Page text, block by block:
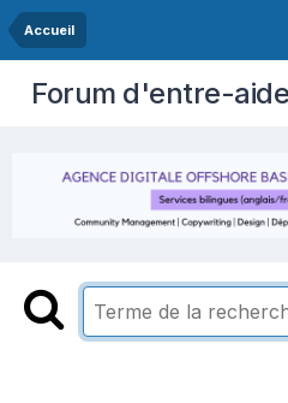
Accueil
Forum d'entre-